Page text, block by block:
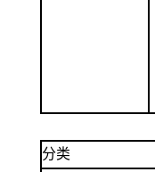
分类